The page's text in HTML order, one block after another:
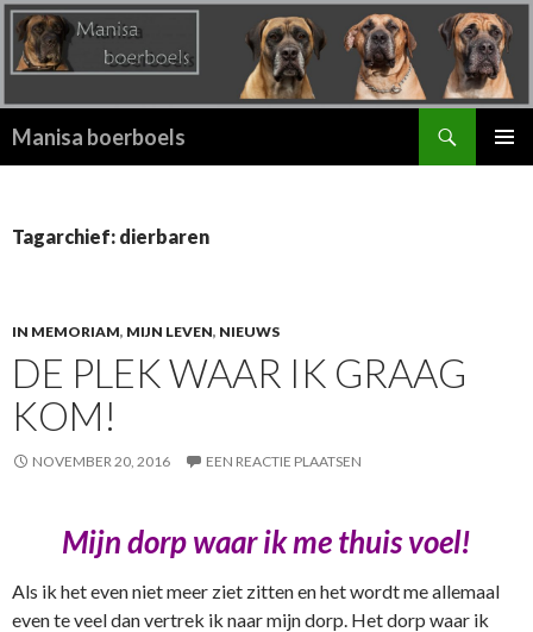
Manisa boerboels
Tagarchief: dierbaren
IN MEMORIAM, MIJN LEVEN, NIEUWS
DE PLEK WAAR IK GRAAG
KOM!
NOVEMBER 20, 2016 EEN REACTIE PLAATSEN
Mijn dorp waar ik me thuis voel!
Als ik het even niet meer ziet zitten en het wordt me allemaal
even te veel dan vertrek ik naar mijn dorp. Het dorp waar ik